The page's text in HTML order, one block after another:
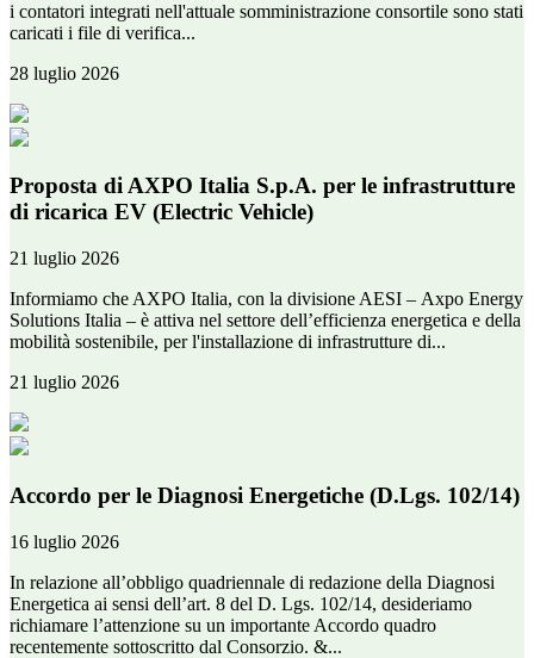
i contatori integrati nell'attuale somministrazione consortile sono stati
caricati i file di verifica...
28 luglio 2026
Proposta di AXPO Italia S.p.A. per le infrastrutture
di ricarica EV (Electric Vehicle)
21 luglio 2026
Informiamo che AXPO Italia, con la divisione AESI – Axpo Energy
Solutions Italia – è attiva nel settore dell’efficienza energetica e della
mobilità sostenibile, per l'installazione di infrastrutture di...
21 luglio 2026
Accordo per le Diagnosi Energetiche (D.Lgs. 102/14)
16 luglio 2026
In relazione all’obbligo quadriennale di redazione della Diagnosi
Energetica ai sensi dell’art. 8 del D. Lgs. 102/14, desideriamo
richiamare l’attenzione su un importante Accordo quadro
recentemente sottoscritto dal Consorzio. &...